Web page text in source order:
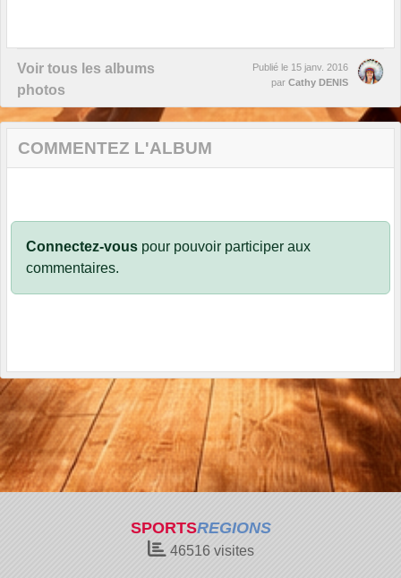
Voir tous les albums
photos
Publié le 15 janv. 2016
par Cathy DENIS
COMMENTEZ L'ALBUM
Connectez-vous pour pouvoir participer aux
commentaires.
SPORTSREGIONS
46516visites